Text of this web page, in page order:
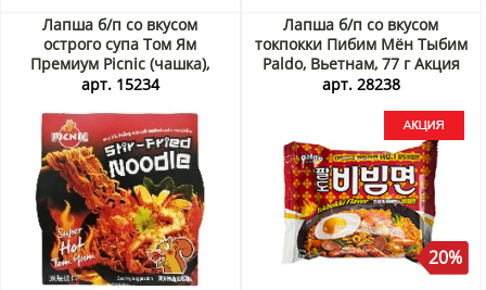
Лапша б/п со вкусом
острого супа Том Ям
Премиум Picnic (чашка),
Таиланд, 90 г
арт. 15234
Лапша б/п со вкусом
токпокки Пибим Мён Тыбим
Paldo, Вьетнам, 77 г Акция
арт. 28238
20%